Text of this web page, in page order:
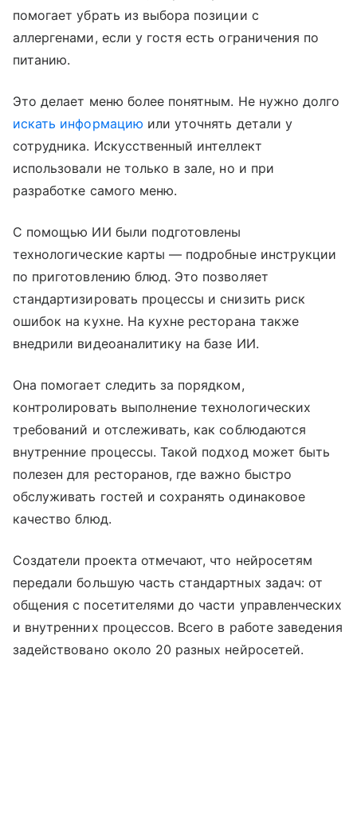
помогает убрать из выбора позиции с
аллергенами, если у гостя есть ограничения по
питанию.
Это делает меню более понятным. Не нужно долго
искать информацию или уточнять детали у
сотрудника. Искусственный интеллект
использовали не только в зале, но и при
разработке самого меню.
С помощью ИИ были подготовлены
технологические карты — подробные инструкции
по приготовлению блюд. Это позволяет
стандартизировать процессы и снизить риск
ошибок на кухне. На кухне ресторана также
внедрили видеоаналитику на базе ИИ.
Она помогает следить за порядком,
контролировать выполнение технологических
требований и отслеживать, как соблюдаются
внутренние процессы. Такой подход может быть
полезен для ресторанов, где важно быстро
обслуживать гостей и сохранять одинаковое
качество блюд.
Создатели проекта отмечают, что нейросетям
передали большую часть стандартных задач: от
общения с посетителями до части управленческих
и внутренних процессов. Всего в работе заведения
задействовано около 20 разных нейросетей.